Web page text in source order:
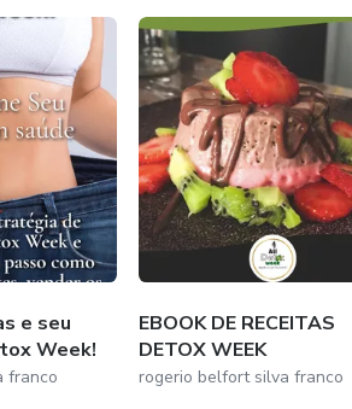
e seu
Week!
franco
EBOOK DE RECEITAS
DETOX WEEK
rogerio belfort silva franco